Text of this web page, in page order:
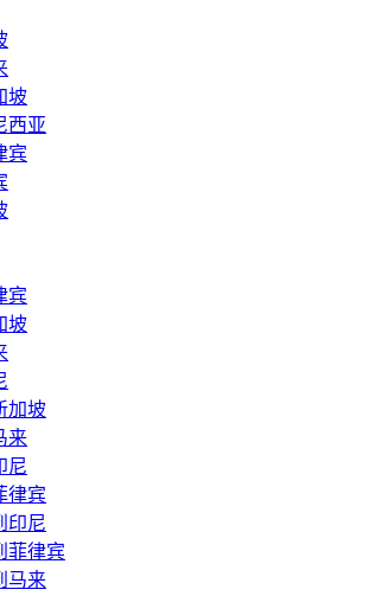
坡
西亚
宾
宾
坡
加坡
来
尼
律宾
印尼
菲律宾
马来